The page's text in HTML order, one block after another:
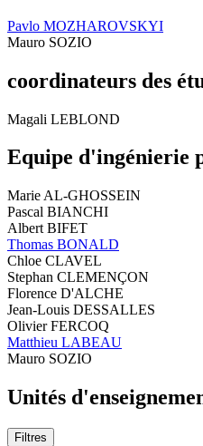
Pavlo MOZHAROVSKYI
Mauro SOZIO
coordinateurs des
Magali LEBLOND
Equipe d'ingénierie
Marie AL-GHOSSEIN
Pascal BIANCHI
Albert BIFET
Thomas BONALD
Chloe CLAVEL
Stephan CLEMENÇON
Florence D'ALCHE
Jean-Louis DESSALLES
Olivier FERCOQ
Matthieu LABEAU
Mauro SOZIO
Unités
Filtres